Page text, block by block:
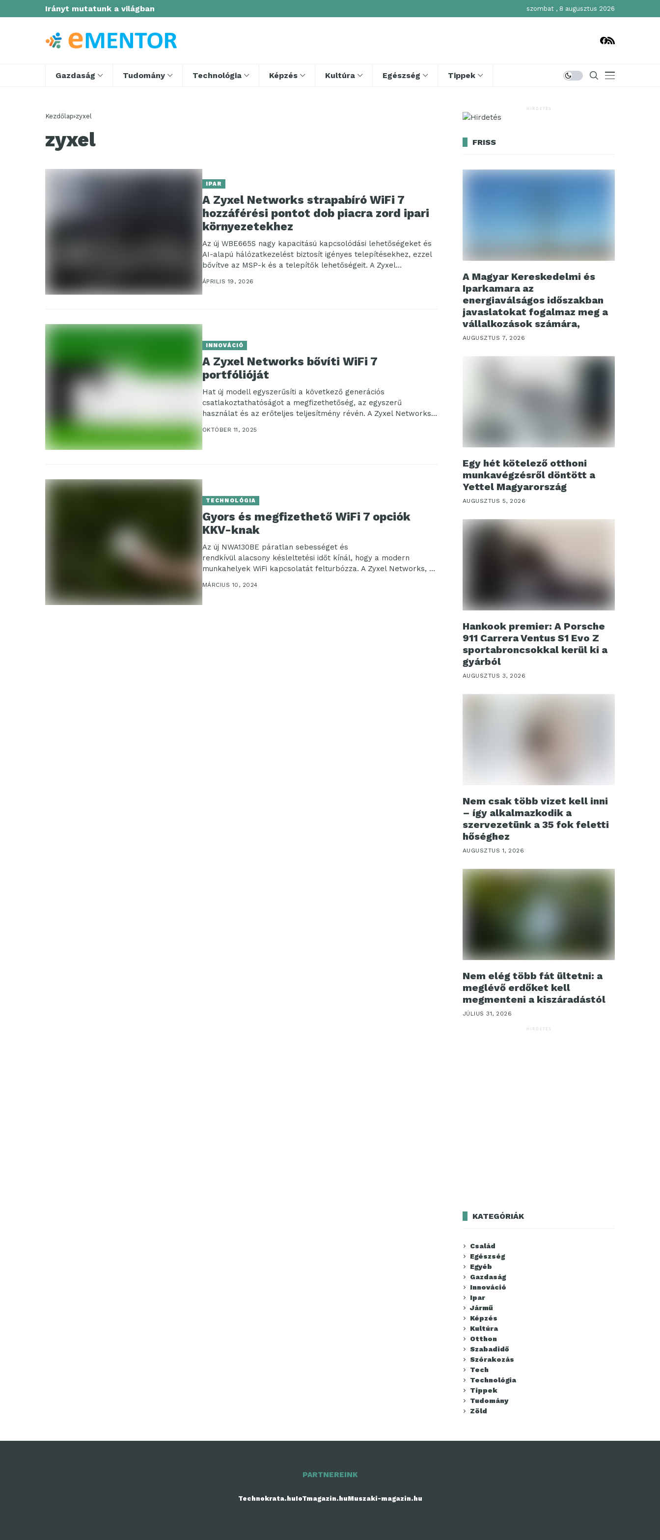
Irányt mutatunk a világban szombat , 8 augusztus 2026
Gazdaság Tudomány Technológia Képzés Kultúra Egészség Tippek
Kezdőlap zyxel
zyxel
IPAR
A Zyxel Networks strapabíró WiFi 7
hozzáférési pontot dob piacra zord ipari
környezetekhez
Az új WBE665S nagy kapacitású kapcsolódási lehetőségeket és
AI-alapú hálózatkezelést biztosít igényes telepítésekhez, ezzel
bővítve az MSP-k és a telepítők lehetőségeit. A Zyxel...
ÁPRILIS 19, 2026
INNOVÁCIÓ
A Zyxel Networks bővíti WiFi 7
portfólióját
Hat új modell egyszerűsíti a következő generációs
csatlakoztathatóságot a megfizethetőség, az egyszerű
használat és az erőteljes teljesítmény révén. A Zyxel Networks,
a biztonságos...
OKTÓBER 11, 2025
TECHNOLÓGIA
Gyors és megfizethető WiFi 7 opciók
KKV-knak
Az új NWA130BE páratlan sebességet és
rendkívül alacsony késleltetési időt kínál, hogy a modern
munkahelyek WiFi kapcsolatát felturbózza. A Zyxel Networks, a
biztonságos, mesterséges intelligencia...
MÁRCIUS 10, 2024
HIRDETÉS
FRISS
A Magyar Kereskedelmi és
Iparkamara az
energiaválságos időszakban
javaslatokat fogalmaz meg a
vállalkozások számára,
AUGUSZTUS 7, 2026
Egy hét kötelező otthoni
munkavégzésről döntött a
Yettel Magyarország
AUGUSZTUS 5, 2026
Hankook premier: A Porsche
911 Carrera Ventus S1 Evo Z
sportabroncsokkal kerül ki a
gyárból
AUGUSZTUS 3, 2026
Nem csak több vizet kell inni
– így alkalmazkodik a
szervezetünk a 35 fok feletti
hőséghez
AUGUSZTUS 1, 2026
Nem elég több fát ültetni: a
meglévő erdőket kell
megmenteni a kiszáradástól
JÚLIUS 31, 2026
HIRDETÉS
KATEGÓRIÁK
Család
Egészség
Egyéb
Gazdaság
Innováció
Ipar
Jármű
Képzés
Kultúra
Otthon
Szabadidő
Szórakozás
Tech
Technológia
Tippek
Tudomány
Zöld
PARTNEREINK
Technokrata.huIoTmagazin.huMuszaki-magazin.hu